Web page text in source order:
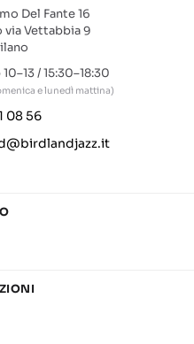
Del Fante 16
via Vettabbia 9
/ 15:30–18:30
e lunedì mattina)
08 56